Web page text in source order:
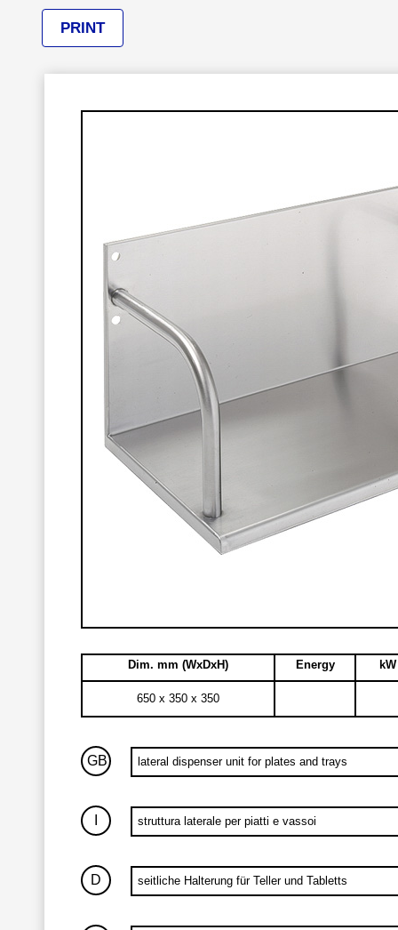
PRINT
Dim. mm (WxDxH) Energy
650 x 350 x 350
GB lateral dispenser unit for plates and trays
struttura laterale per piatti e vassoi
D seitliche Halterung für Teller und Tabletts